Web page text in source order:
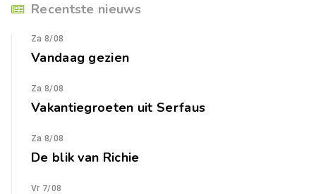
Recentste nieuws
Za 8/08
Vandaag gezien
Za 8/08
Vakantiegroeten uit Serfaus
Za 8/08
De blik van Richie
Vr 7/08